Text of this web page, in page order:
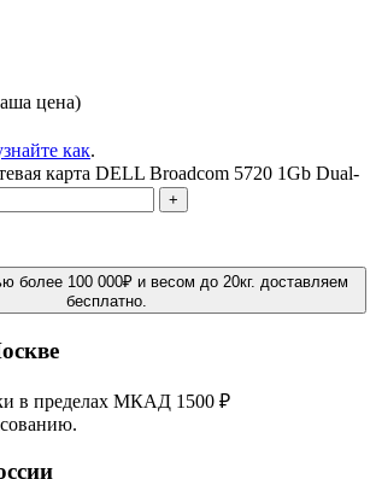
цена)
как.
карта DELL Broadcom 5720 1Gb Dual-
+
более 100 000₽ и весом до 20кг. доставляем
бесплатно.
в пределах МКАД 1500 ₽